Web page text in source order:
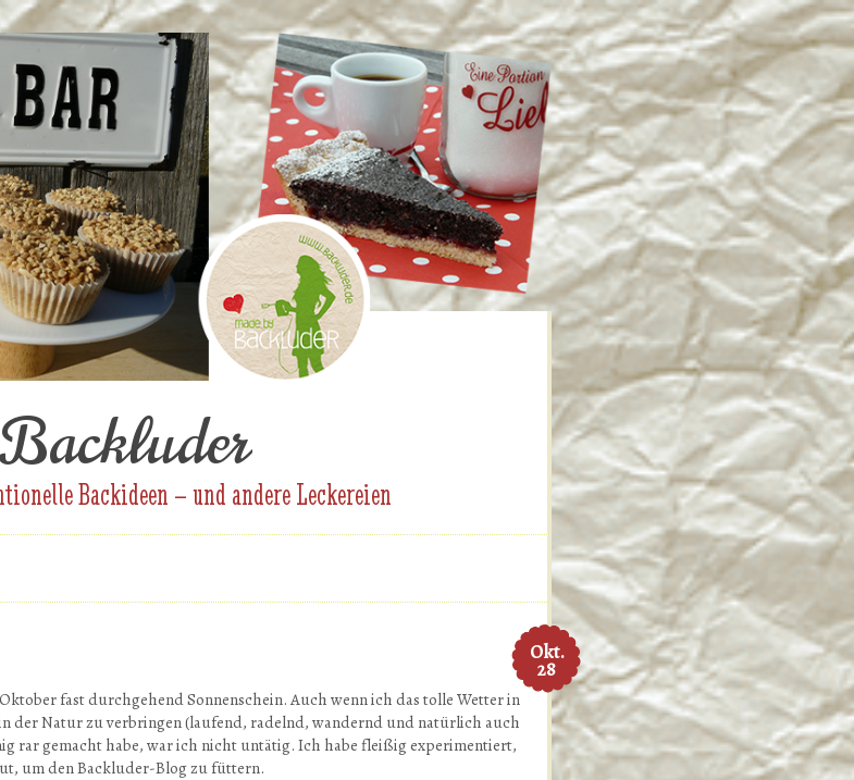
Backluder
Backideen – und andere Leckereien
Okt.
28
fast durchgehend Sonnenschein. Auch wenn ich das tolle Wetter in
der Natur zu verbringen (laufend, radelnd, wandernd und natürlich auch
rar gemacht habe, war ich nicht untätig. Ich habe fleißig experimentiert,
um den Backluder-Blog zu füttern.